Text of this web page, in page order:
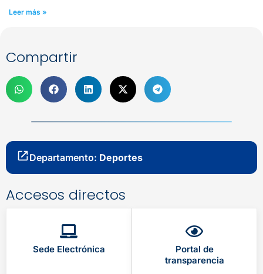
Leer más »
Compartir
Departamento: Deportes
Accesos directos
Sede Electrónica
Portal de
transparencia